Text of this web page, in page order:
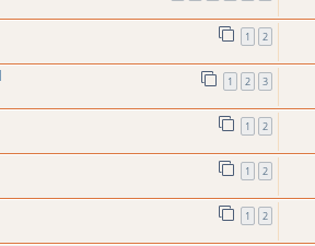
1 2
1 2 3
1 2
1 2
1 2